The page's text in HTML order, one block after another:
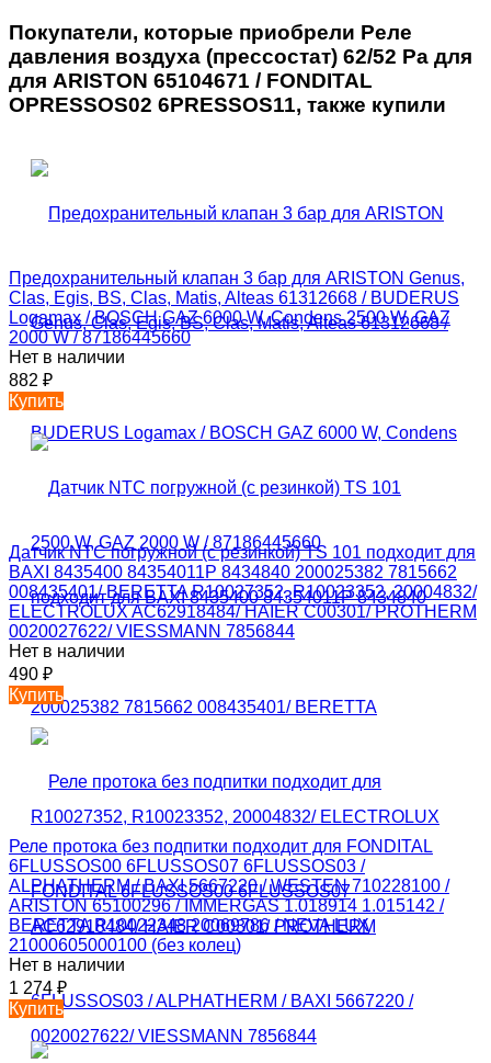
Покупатели, которые приобрели Реле
давления воздуха (прессостат) 62/52 Pa для
для ARISTON 65104671 / FONDITAL
OPRESSOS02 6PRESSOS11, также купили
Предохранительный клапан 3 бар для ARISTON Genus,
Clas, Egis, BS, Clas, Matis, Alteas 61312668 / BUDERUS
Logamax / BOSCH GAZ 6000 W, Condens 2500 W, GAZ
2000 W / 87186445660
Нет в наличии
882 ₽
Купить
Датчик NTC погружной (с резинкой) TS 101 подходит для
BAXI 8435400 84354011P 8434840 200025382 7815662
008435401/ BERETTA R10027352, R10023352, 20004832/
ELECTROLUX AC62918484/ HAIER C00301/ PROTHERM
0020027622/ VIESSMANN 7856844
Нет в наличии
490 ₽
Купить
Реле протока без подпитки подходит для FONDITAL
6FLUSSOS00 6FLUSSOS07 6FLUSSOS03 /
ALPHATHERM / BAXI 5667220 / WESTEN 710228100 /
ARISTON 65100296 / IMMERGAS 1.018914 1.015142 /
BERETTA R10022348 20069786 / NEVA LUX
21000605000100 (без колец)
Нет в наличии
1 274 ₽
Купить